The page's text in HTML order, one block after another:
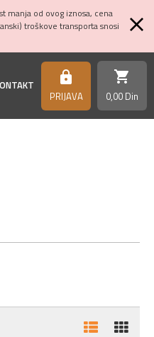
manja od ovog iznosa, cena
troškove transporta snosi
https
PRIJAVA
shopping_cart
0,00 Din